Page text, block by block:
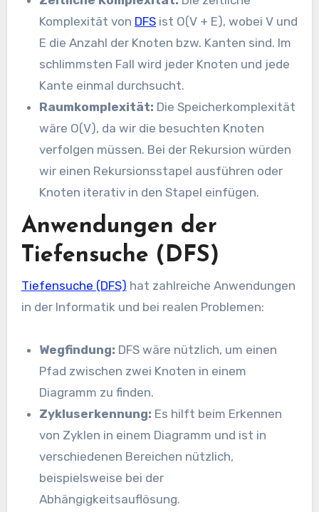
Komplexität von DFS ist O(V + E), wobei V und
E die Anzahl der Knoten bzw. Kanten sind. Im
schlimmsten Fall wird jeder Knoten und jede
Kante einmal durchsucht.
Raumkomplexität: Die Speicherkomplexität
wäre O(V), da wir die besuchten Knoten
verfolgen müssen. Bei der Rekursion würden
wir einen Rekursionsstapel ausführen oder
Knoten iterativ in den Stapel einfügen.
Anwendungen der
Tiefensuche (DFS)
Tiefensuche (DFS) hat zahlreiche Anwendungen
in der Informatik und bei realen Problemen:
Wegfindung: DFS wäre nützlich, um einen
Pfad zwischen zwei Knoten in einem
Diagramm zu finden.
Zykluserkennung: Es hilft beim Erkennen
von Zyklen in einem Diagramm und ist in
verschiedenen Bereichen nützlich,
beispielsweise bei der
Abhängigkeitsauflösung.